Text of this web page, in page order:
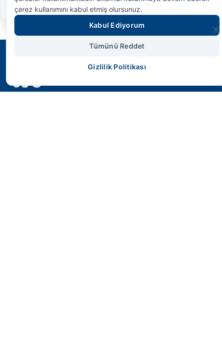
çerez kullanımını kabul etmiş olursunuz.
Kabul Ediyorum
Tümünü Reddet
Gizlilik Politikası